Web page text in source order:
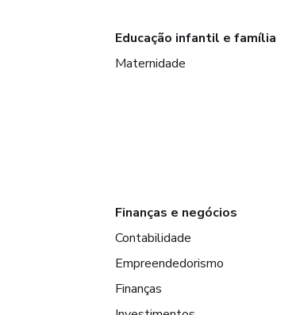
Educação infantil e família
Maternidade
Finanças e negócios
Contabilidade
Empreendedorismo
Finanças